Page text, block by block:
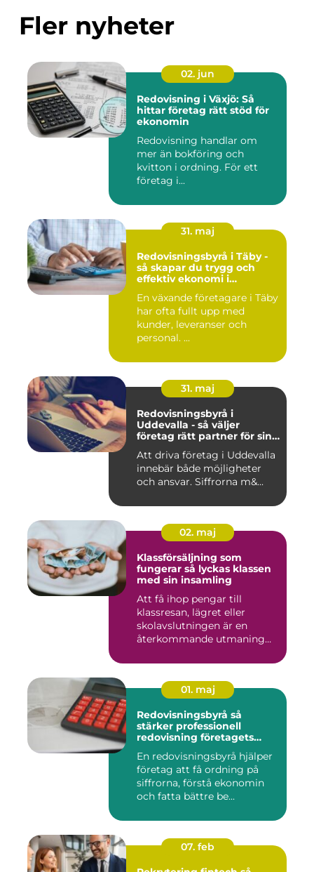
Fler nyheter
02. jun
Redovisning i Växjö: Så
hittar företag rätt stöd för
ekonomin
Redovisning handlar om
mer än bokföring och
kvitton i ordning. För ett
företag i...
31. maj
Redovisningsbyrå i Täby -
så skapar du trygg och
effektiv ekonomi i
En växande företagare i Täby
har ofta fullt upp med
kunder, leveranser och
personal. ...
31. maj
Redovisningsbyrå i
Uddevalla - så väljer
företag rätt partner för sin
Att driva företag i Uddevalla
innebär både möjligheter
och ansvar. Siffrorna m&...
02. maj
Klassförsäljning som
fungerar så lyckas klassen
med sin insamling
Att få ihop pengar till
klassresan, lägret eller
skolavslutningen är en
återkommande utmaning
01. maj
Redovisningsbyrå så
stärker professionell
redovisning företagets
En redovisningsbyrå hjälper
företag att få ordning på
siffrorna, förstå ekonomin
och fatta bättre be...
07. feb